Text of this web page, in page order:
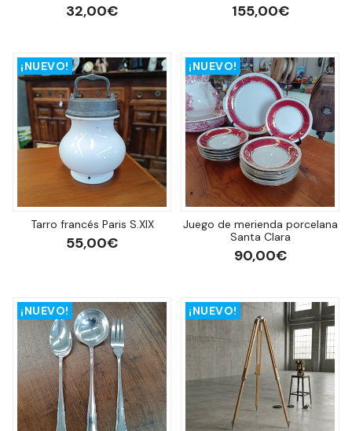
32,00€ 155,00€
¡NUEVO!
Tarro francés Paris S.XIX
55,00€
¡NUEVO!
Juego de merienda porcelana
Santa Clara
90,00€
¡NUEVO! ¡NUEVO!